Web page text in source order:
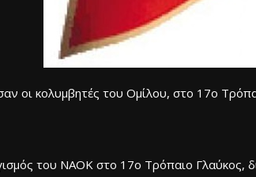
οι κολυμβητές του Ομίλου, στο 17ο
του ΝΑΟΚ στο 17ο Τρόπαιο Γλαύκος,